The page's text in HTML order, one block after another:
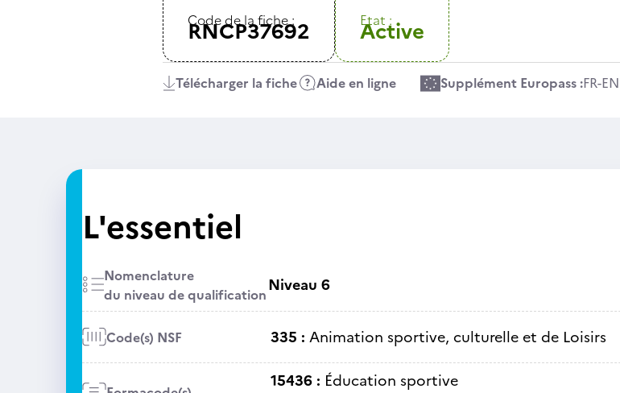
Code de la fiche :
RNCP37692 Etat :
Active
Télécharger la fiche Aide en ligne Supplément Europass :FR-EN
L'essentiel
Nomenclature
du niveau de qualificationNiveau 6
Code(s) NSF 335 : Animation sportive, culturelle et de Loisirs
15436 : Éducation sportive